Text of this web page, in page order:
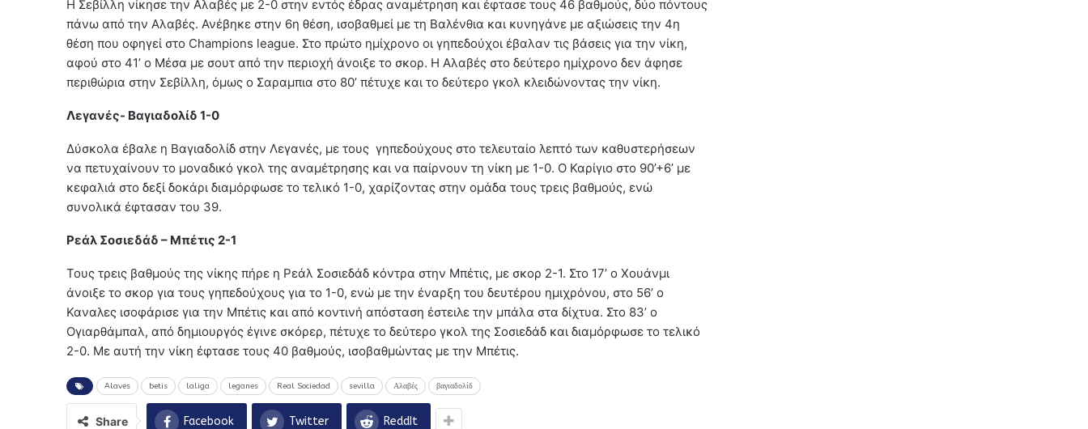
Η Σεβίλλη νίκησε την Αλαβές με 2-0 στην εντός έδρας αναμέτρηση και έφτασε τους 46 βαθμούς, δύο πόντους
πάνω από την Αλαβές. Ανέβηκε στην 6η θέση, ισοβαθμεί με τη Βαλένθια και κυνηγάνε με αξιώσεις την 4η
θέση που οφηγεί στο Champions league. Στο πρώτο ημίχρονο οι γηπεδούχοι έβαλαν τις βάσεις για την νίκη,
αφού στο 41’ ο Μέσα με σουτ από την περιοχή άνοιξε το σκορ. Η Αλαβές στο δεύτερο ημίχρονο δεν άφησε
περιθώρια στην Σεβίλλη, όμως ο Σαραμπια στο 80’ πέτυχε και το δεύτερο γκολ κλειδώνοντας την νίκη.
Λεγανές- Βαγιαδολίδ 1-0
Δύσκολα έβαλε η Βαγιαδολίδ στην Λεγανές, με τους γηπεδούχους στο τελευταίο λεπτό των καθυστερήσεων
να πετυχαίνουν το μοναδικό γκολ της αναμέτρησης και να παίρνουν τη νίκη με 1-0. Ο Καρίγιο στο 90’+6’ με
κεφαλιά στο δεξί δοκάρι διαμόρφωσε το τελικό 1-0, χαρίζοντας στην ομάδα τους τρεις βαθμούς, ενώ
συνολικά έφτασαν του 39.
Ρεάλ Σοσιεδάδ – Μπέτις 2-1
Τους τρεις βαθμούς της νίκης πήρε η Ρεάλ Σοσιεδάδ κόντρα στην Μπέτις, με σκορ 2-1. Στο 17’ ο Χουάνμι
άνοιξε το σκορ για τους γηπεδούχους για το 1-0, ενώ με την έναρξη του δευτέρου ημιχρόνου, στο 56’ ο
Καναλες ισοφάρισε για την Μπέτις και από κοντινή απόσταση έστειλε την μπάλα στα δίχτυα. Στο 83’ ο
Ογιαρθάμπαλ, από δημιουργός έγινε σκόρερ, πέτυχε το δεύτερο γκολ της Σοσιεδάδ και διαμόρφωσε το τελικό
2-0. Με αυτή την νίκη έφτασε τους 40 βαθμούς, ισοβαθμώντας με την Μπέτις.
Alaves betis laliga leganes Real Sociedad sevilla Αλαβές βαγιαδολίδ
Share Facebook Twitter ReddIt